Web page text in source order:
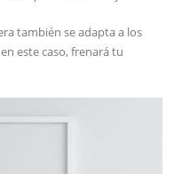
también se adapta a los
este caso, frenará tu